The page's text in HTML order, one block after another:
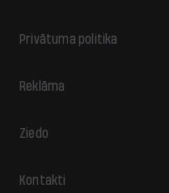
Privātuma politika
Reklāma
Ziedo
Kontakti